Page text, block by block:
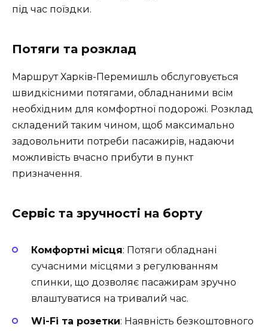
під час поїздки.
Потяги та розклад
Маршрут Харків-Перемишль обслуговується
швидкісними потягами, обладнаними всім
необхідним для комфортної подорожі. Розклад
складений таким чином, щоб максимально
задовольнити потреби пасажирів, надаючи
можливість вчасно прибути в пункт
призначення.
Сервіс та зручності на борту
Комфортні місця: Потяги обладнані
сучасними місцями з регулюванням
спинки, що дозволяє пасажирам зручно
влаштуватися на тривалий час.
Wi-Fi та розетки: Наявність безкоштовного